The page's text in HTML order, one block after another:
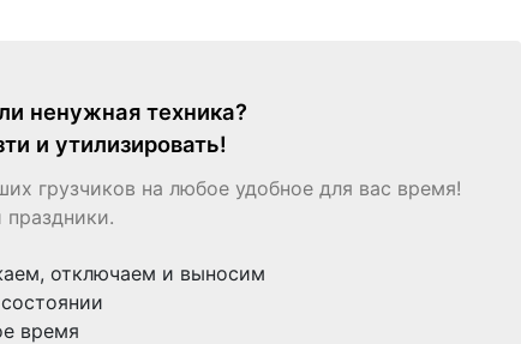
ненужная техника?
и утилизировать!
грузчиков на любое удобное для вас время!
отключаем и выносим
время